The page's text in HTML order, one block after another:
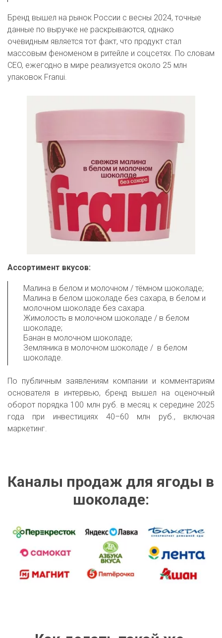
Бренд вышел на рынок России с весны 2024, точные
данные по выручке не раскрываются, однако
очевидным является тот факт, что продукт стал
массовым феноменом в ритейле и соцсетях. По словам
CEO, ежегодно в мире реализуется около 25 млн
упаковок Franui.
Ассортимент вкусов:
Малина в белом и молочном / тёмном шоколаде;
Малина в белом шоколаде без сахара, в белом и
молочном шоколаде без сахара.
Жимолость в молочном шоколаде / в белом
шоколаде;
Банан в молочном шоколаде;
Земляника в молочном шоколаде /  в белом
шоколаде.
По публичным заявлениям компании и комментариям
основателя в интервью, бренд вышел на оценочный
оборот порядка 100 млн руб. в месяц к середине 2025
года при инвестициях 40–60 млн руб., включая
маркетинг.
Каналы продаж для ягоды в
шоколаде: